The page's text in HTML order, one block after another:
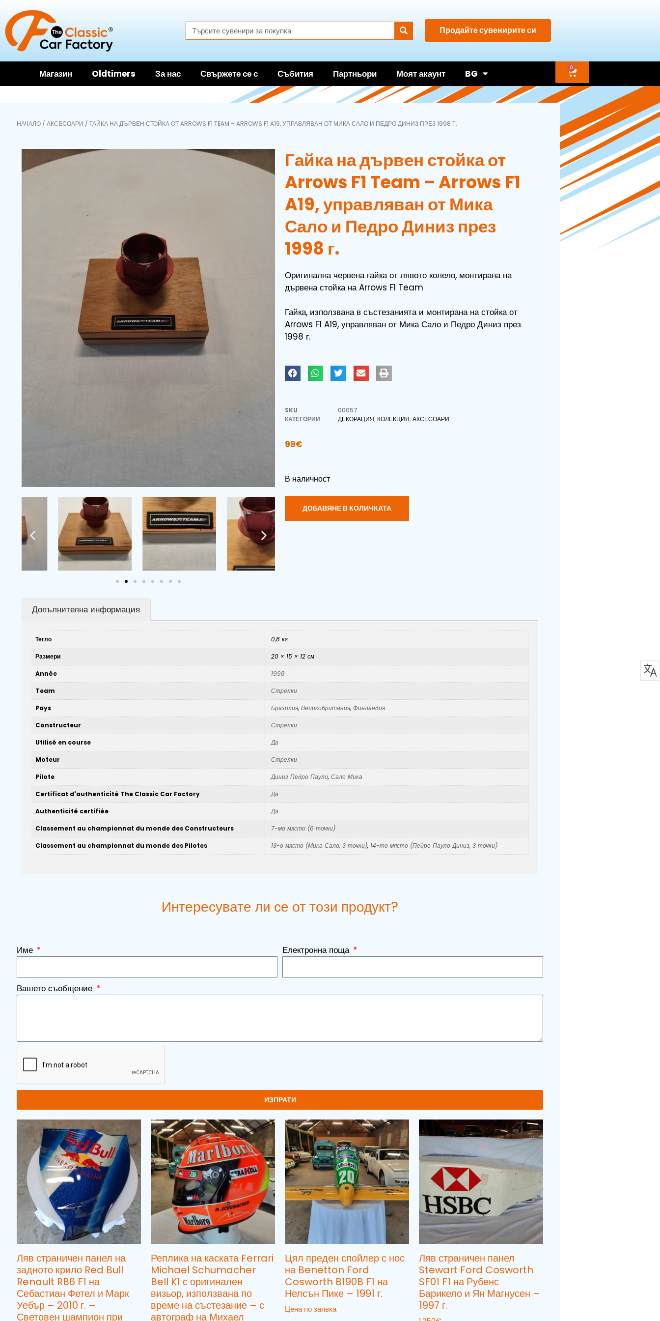
Продайте сувенирите си
Магазин Oldtimers За нас Свържете се с Събития Партньори Моят акаунт BG
0
НАЧАЛО / АКСЕСОАРИ / ГАЙКА НА ДЪРВЕН СТОЙКА ОТ ARROWS F1 TEAM – ARROWS F1 A19, УПРАВЛЯВАН ОТ МИКА САЛО И ПЕДРО ДИНИЗ ПРЕЗ 1998 Г.
Гайка на дървен стойка от
Arrows F1 Team – Arrows F1
A19, управляван от Мика
Сало и Педро Диниз през
1998 г.
Оригинална червена гайка от лявото колело, монтирана на
дървена стойка на Arrows F1 Team
Гайка, използвана в състезанията и монтирана на стойка от
Arrows F1 A19, управляван от Мика Сало и Педро Диниз през
1998 г.
SKU
00057
КАТЕГОРИИ
ДЕКОРАЦИЯ, КОЛЕКЦИЯ, АКСЕСОАРИ
99€
В наличност
ДОБАВЯНЕ В КОЛИЧКАТА
Допълнителна информация
Тегло 0,8 кг
Размери 20 × 15 × 12 см
Année 1998
Team Стрелки
Pays Бразилия, Великобритания, Финландия
Constructeur Стрелки
Utilisé en course Да
Moteur Стрелки
Pilote Диниз Педро Пауло, Сало Мика
Certificat d'authenticité The Classic Car Factory Да
Authenticité certifiée Да
Classement au championnat du monde des Constructeurs 7-мо място (6 точки)
Classement au championnat du monde des Pilotes 13-о място (Мика Сало, 3 точки), 14-то място (Педро Пауло Диниз, 3 точки)
Интересувате ли се от този продукт?
Име Електронна поща
Вашето съобщение
ИЗПРАТИ
Ляв страничен панел на
задното крило Red Bull
Renault RB6 F1 на
Себастиан Фетел и Марк
Уебър – 2010 г. –
Световен шампион при
Реплика на каската Ferrari
Michael Schumacher
Bell K1 с оригинален
визьор, използвана по
време на състезание – с
автограф на Михаел
Цял преден спойлер с нос
на Benetton Ford
Cosworth B190B F1 на
Нелсън Пике – 1991 г.
Цена по заявка
Ляв страничен панел
Stewart Ford Cosworth
SF01 F1 на Рубенс
Барикело и Ян Магнусен –
1997 г.